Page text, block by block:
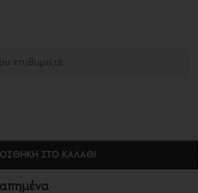
ΣΤΟ ΚΑΛΆΘΙ